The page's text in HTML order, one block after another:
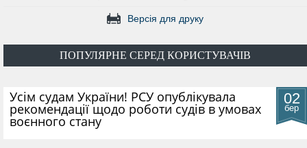
Версія для друку
ПОПУЛЯРНЕ СЕРЕД КОРИСТУВАЧІВ
02
бер
​Усім судам України! РСУ опублікувала
рекомендації щодо роботи судів в умовах
воєнного стану